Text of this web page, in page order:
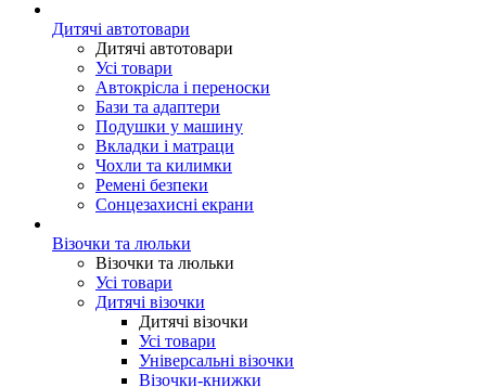
Дитячі автотовари
Дитячі автотовари
Усі товари
Автокрісла і переноски
Бази та адаптери
Подушки у машину
Вкладки і матраци
Чохли та килимки
Ремені безпеки
Сонцезахисні екрани
Візочки та люльки
Візочки та люльки
Усі товари
Дитячі візочки
Дитячі візочки
Усі товари
Універсальні візочки
Візочки-книжки